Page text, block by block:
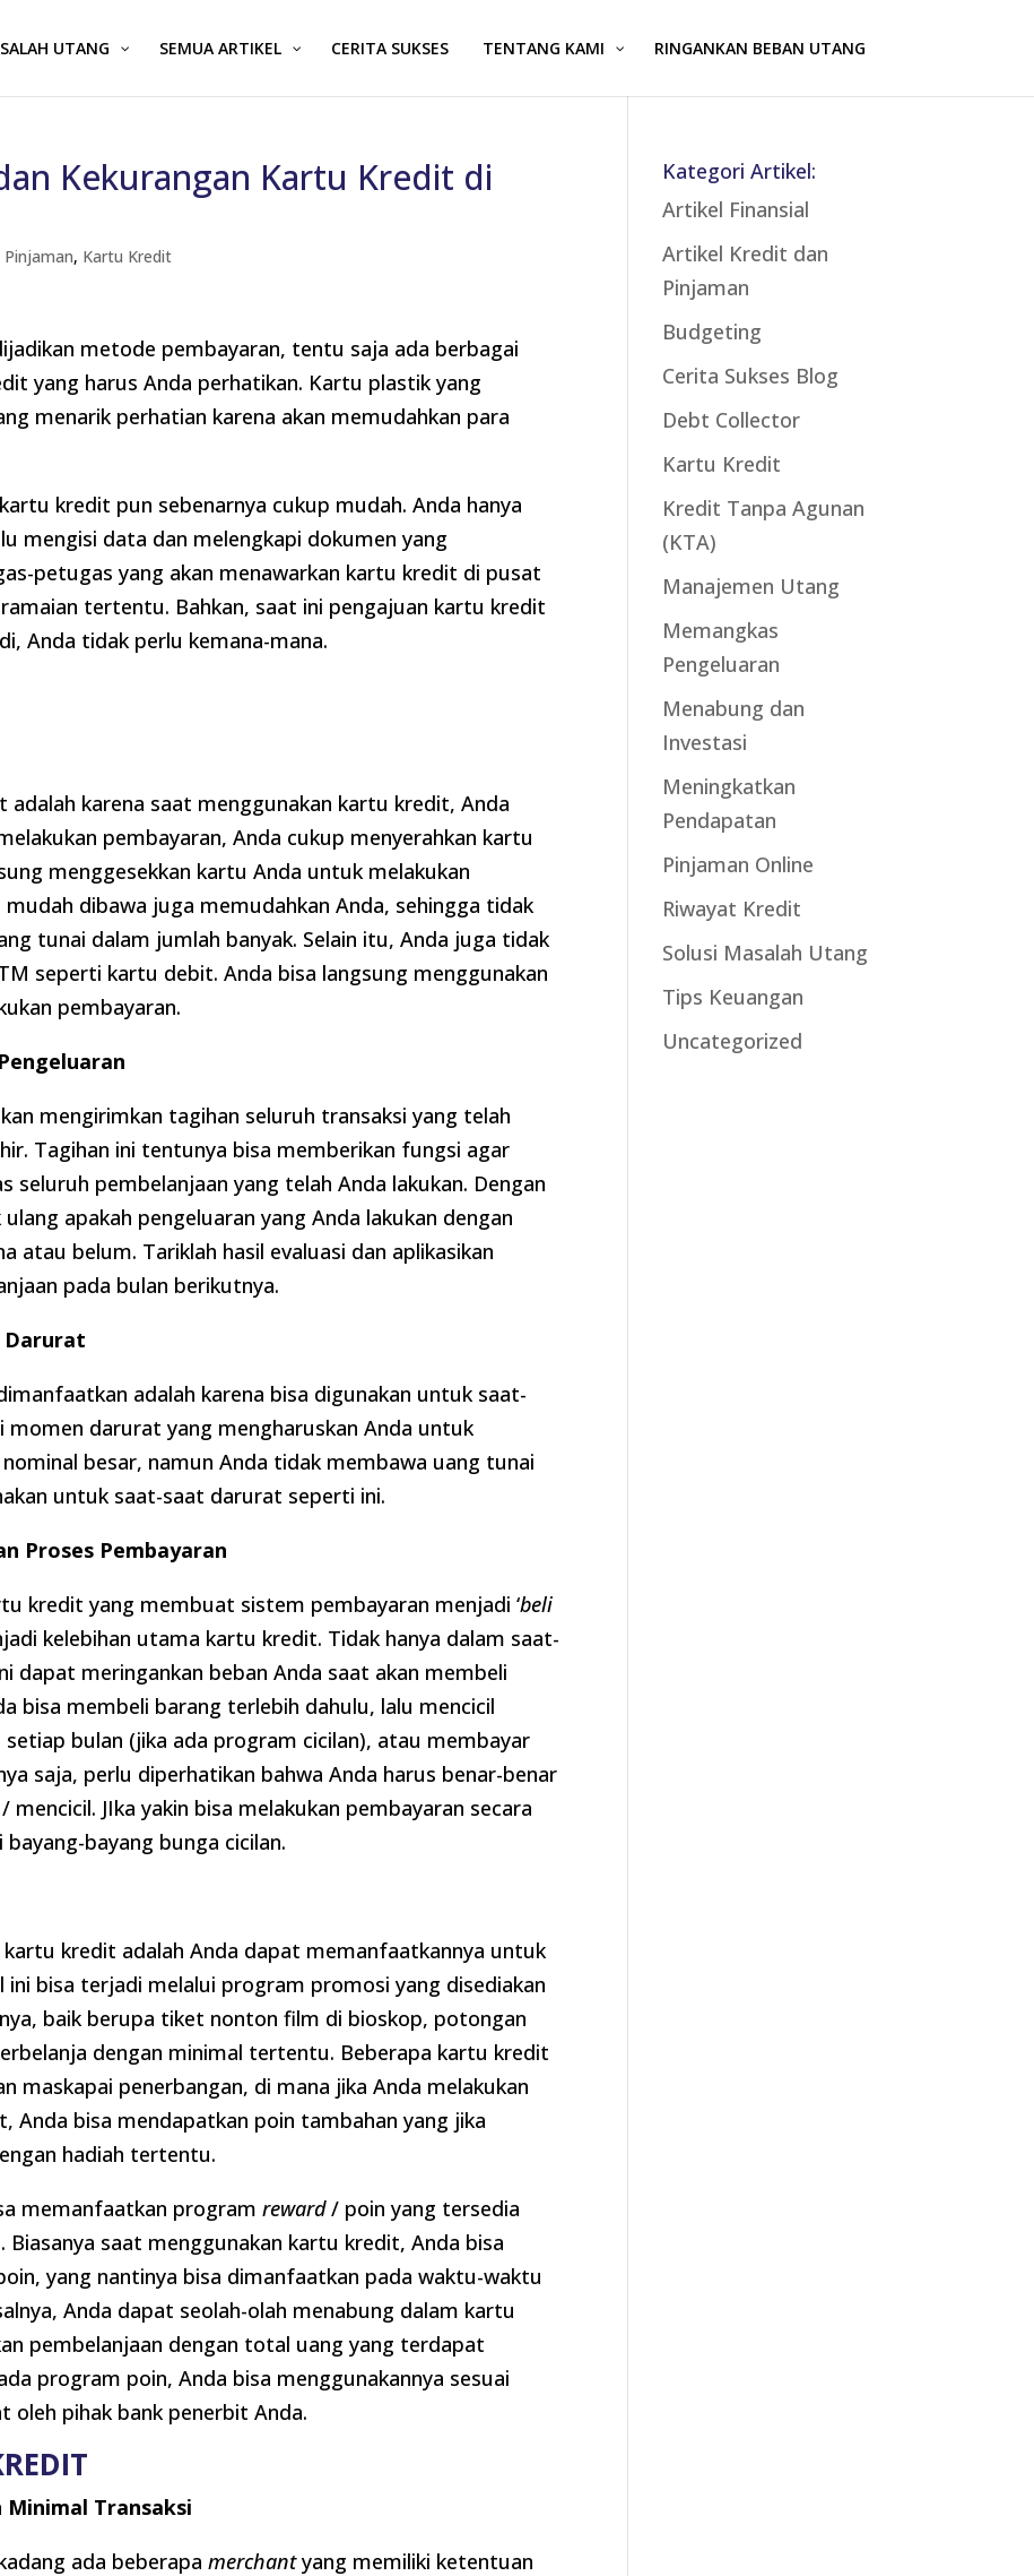
UTANG SEMUA ARTIKEL CERITA SUKSES TENTANG KAMI RINGANKAN BEBAN UTANG
Kekurangan Kartu Kredit di
, Kartu Kredit
metode pembayaran, tentu saja ada berbagai
yang harus Anda perhatikan. Kartu plastik yang
menarik perhatian karena akan memudahkan para
kredit pun sebenarnya cukup mudah. Anda hanya
mengisi data dan melengkapi dokumen yang
petugas yang akan menawarkan kartu kredit di pusat
tertentu. Bahkan, saat ini pengajuan kartu kredit
Anda tidak perlu kemana-mana.
karena saat menggunakan kartu kredit, Anda
pembayaran, Anda cukup menyerahkan kartu
menggesekkan kartu Anda untuk melakukan
dibawa juga memudahkan Anda, sehingga tidak
tunai dalam jumlah banyak. Selain itu, Anda juga tidak
seperti kartu debit. Anda bisa langsung menggunakan
pembayaran.
mengirimkan tagihan seluruh transaksi yang telah
Tagihan ini tentunya bisa memberikan fungsi agar
seluruh pembelanjaan yang telah Anda lakukan. Dengan
apakah pengeluaran yang Anda lakukan dengan
belum. Tariklah hasil evaluasi dan aplikasikan
pada bulan berikutnya.
Darurat
adalah karena bisa digunakan untuk saat-
darurat yang mengharuskan Anda untuk
besar, namun Anda tidak membawa uang tunai
untuk saat-saat darurat seperti ini.
Proses Pembayaran
kredit yang membuat sistem pembayaran menjadi ‘beli
kelebihan utama kartu kredit. Tidak hanya dalam saat-
dapat meringankan beban Anda saat akan membeli
bisa membeli barang terlebih dahulu, lalu mencicil
bulan (jika ada program cicilan), atau membayar
saja, perlu diperhatikan bahwa Anda harus benar-benar
JIka yakin bisa melakukan pembayaran secara
bayang bunga cicilan.
kartu kredit adalah Anda dapat memanfaatkannya untuk
bisa terjadi melalui program promosi yang disediakan
baik berupa tiket nonton film di bioskop, potongan
dengan minimal tertentu. Beberapa kartu kredit
maskapai penerbangan, di mana jika Anda melakukan
Anda bisa mendapatkan poin tambahan yang jika
hadiah tertentu.
memanfaatkan program reward/ poin yang tersedia
saat menggunakan kartu kredit, Anda bisa
yang nantinya bisa dimanfaatkan pada waktu-waktu
Anda dapat seolah-olah menabung dalam kartu
pembelanjaan dengan total uang yang terdapat
program poin, Anda bisa menggunakannya sesuai
oleh pihak bank penerbit Anda.
Transaksi
ada beberapamerchantyang memiliki ketentuan
Kategori Artikel:
Artikel Finansial
Artikel Kredit dan
Pinjaman
Budgeting
Cerita Sukses Blog
Debt Collector
Kartu Kredit
Kredit Tanpa Agunan
(KTA)
Manajemen Utang
Memangkas
Pengeluaran
Menabung dan
Investasi
Meningkatkan
Pendapatan
Pinjaman Online
Riwayat Kredit
Solusi Masalah Utang
Tips Keuangan
Uncategorized